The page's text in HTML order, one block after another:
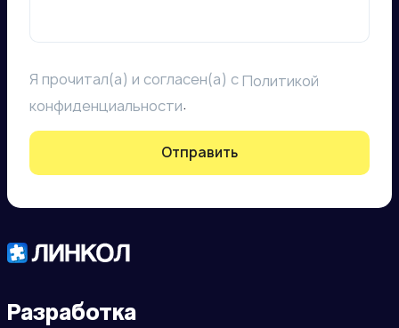
Я прочитал(а) и согласен(а) сПолитикой
конфиденциальности.
Отправить
Разработка